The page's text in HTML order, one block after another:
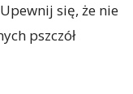
się, że nie
pszczół